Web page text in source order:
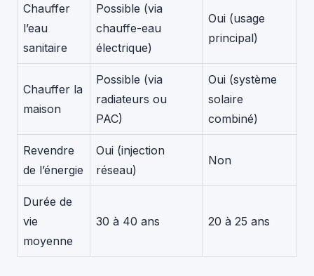
Chauffer
l’eau
sanitaire
Possible (via
chauffe-eau
électrique)
Oui (usage
principal)
Chauffer la
maison
Possible (via
radiateurs ou
PAC)
Oui (système
solaire
combiné)
Revendre
de l’énergie
Oui (injection
réseau)
Non
Durée de
vie
moyenne
30 à 40 ans 20 à 25 ans